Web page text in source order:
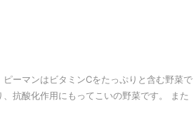
ーマンはビタミンCをたっぷりと含む野菜で
抗酸化作用にもってこいの野菜です。 また